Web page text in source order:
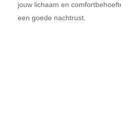
jouw lichaam en
een goede nachtrust.